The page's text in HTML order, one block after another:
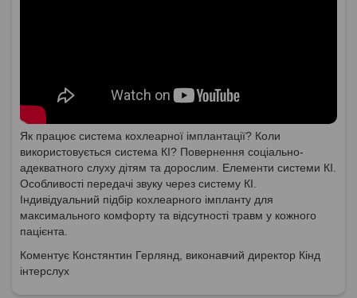
Як працює система кохлеарної імплантації? Коли
використовується система КІ? Повернення соціально-
адекватного слуху дітям та дорослим. Елементи системи КІ.
Особливості передачі звуку через систему КІ.
Індивідуальний підбір кохлеарного імпланту для
максимального комфорту та відсутності травм у кожного
пацієнта.
Коментує Констянтин Герлянд, виконавчий директор Кінд
інтерслух